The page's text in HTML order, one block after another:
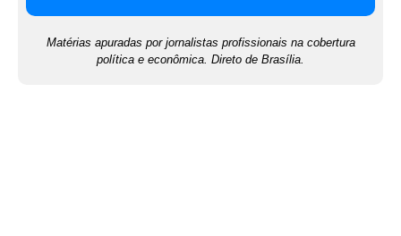
Matérias apuradas por jornalistas profissionais na cobertura
política e econômica. Direto de Brasília.